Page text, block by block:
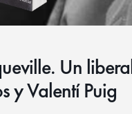
Un
y Valentí Puig